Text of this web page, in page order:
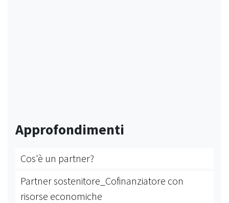
Approfondimenti
Cos'è un partner?
Partner sostenitore_Cofinanziatore con
risorse economiche